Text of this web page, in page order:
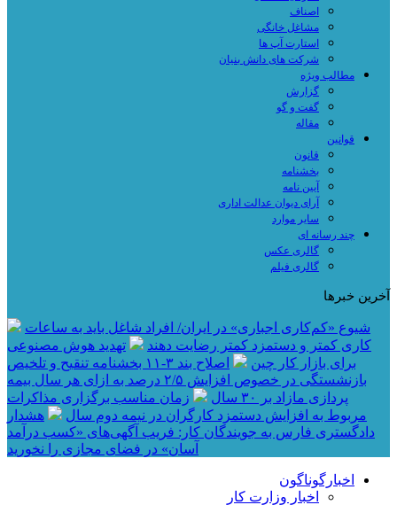
اصناف
مشاغل خانگی
استارت آپ ها
شرکت های دانش بنیان
مطالب ویژه
گزارش
گفت و گو
مقاله
قوانین
قانون
بخشنامه
آیین نامه
آرای دیوان عدالت اداری
سایر موارد
چند رسانه ای
گالری عکس
گالری فیلم
آخرین خبرها
شیوع «کم‌کاری اجباری» در ایران/ افراد شاغل باید به ساعات
کاری کمتر و دستمزد کمتر رضایت دهند
تهدید هوش مصنوعی
برای بازار کار چین
اصلاح بند ۳‏-۱۱ بخشنامه تنقیح و تلخیص
بازنشستگی در خصوص افزایش ۵‏‏‏‏‏‏‏‏‏/۲ درصد به ازای هر سال بیمه
پردازی مازاد بر ۳۰‏ سال
زمان مناسب برگزاری مذاکرات
مربوط به افزایش دستمزد کارگران در نیمه دوم سال
هشدار
دادگستری فارس به جویندگان کار: فریب آگهی‌های «کسب درآمد
آسان» در فضای مجازی را نخورید
اخبارگوناگون
اخبار وزارت کار